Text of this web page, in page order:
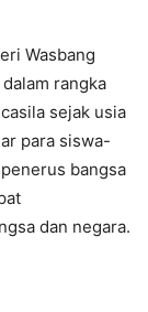
Wasbang
rangka
sejak usia
para siswa-
bangsa
dan negara.